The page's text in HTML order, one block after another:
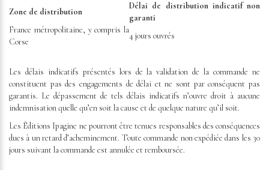
Zone de distribution
Délai de distribution indicatif non
garanti
France métropolitaine, y compris la
Corse
4 jours ouvrés
Les délais indicatifs présentés lors de la validation de la commande ne
constituent pas des engagements de délai et ne sont par conséquent pas
garantis. Le dépassement de tels délais indicatifs n’ouvre droit à aucune
indemnisation quelle qu’en soit la cause et de quelque nature qu’il soit.
Les Éditions Ipagine ne pourront être tenues responsables des conséquences
dues à un retard d’acheminement. Toute commande non expédiée dans les 30
jours suivant la commande est annulée et remboursée.